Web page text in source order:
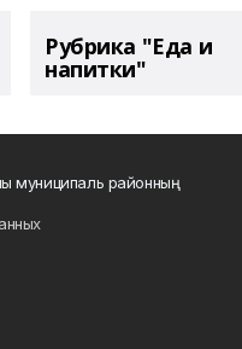
Рубрика "Еда и
напитки"
муниципаль районның